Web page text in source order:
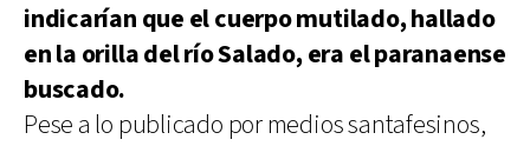
indicarían que el cuerpo mutilado, hallado
en la orilla del río Salado, era el paranaense
buscado.
Pese a lo publicado por medios santafesinos,